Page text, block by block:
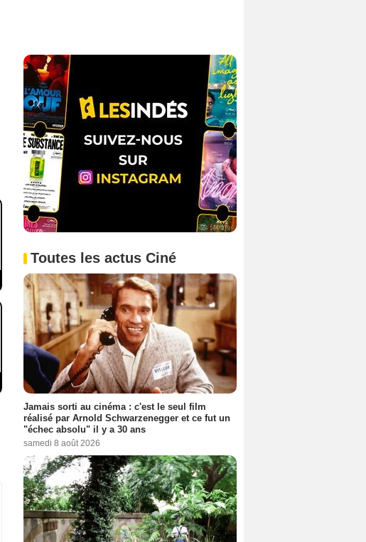
Toutes les actus Ciné
Jamais sorti au cinéma : c'est le seul film
réalisé par Arnold Schwarzenegger et ce fut un
"échec absolu" il y a 30 ans
samedi 8 août 2026